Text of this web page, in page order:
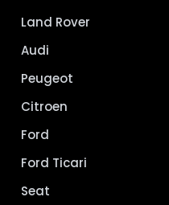
Land Rover
Audi
Peugeot
Citroen
Ford
Ford Ticari
Seat